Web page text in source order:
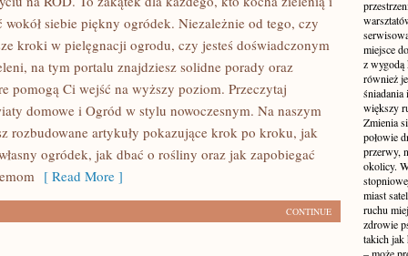
wokół siebie piękny ogródek. Niezależnie od tego, czy
kroki w pielęgnacji ogrodu, czy jesteś doświadczonym
na tym portalu znajdziesz solidne porady oraz
pomogą Ci wejść na wyższy poziom. Przeczytaj
domowe i Ogród w stylu nowoczesnym. Na naszym
rozbudowane artykuły pokazujące krok po kroku, jak
ogródek, jak dbać o rośliny oraz jak zapobiegać
[ Read More ]
CONTINUE
miejsce
z wygodą
również
większy
Zmienia
połowie
przerwy,
okolicy.
miast
ruchu
zdrowie
takich jak